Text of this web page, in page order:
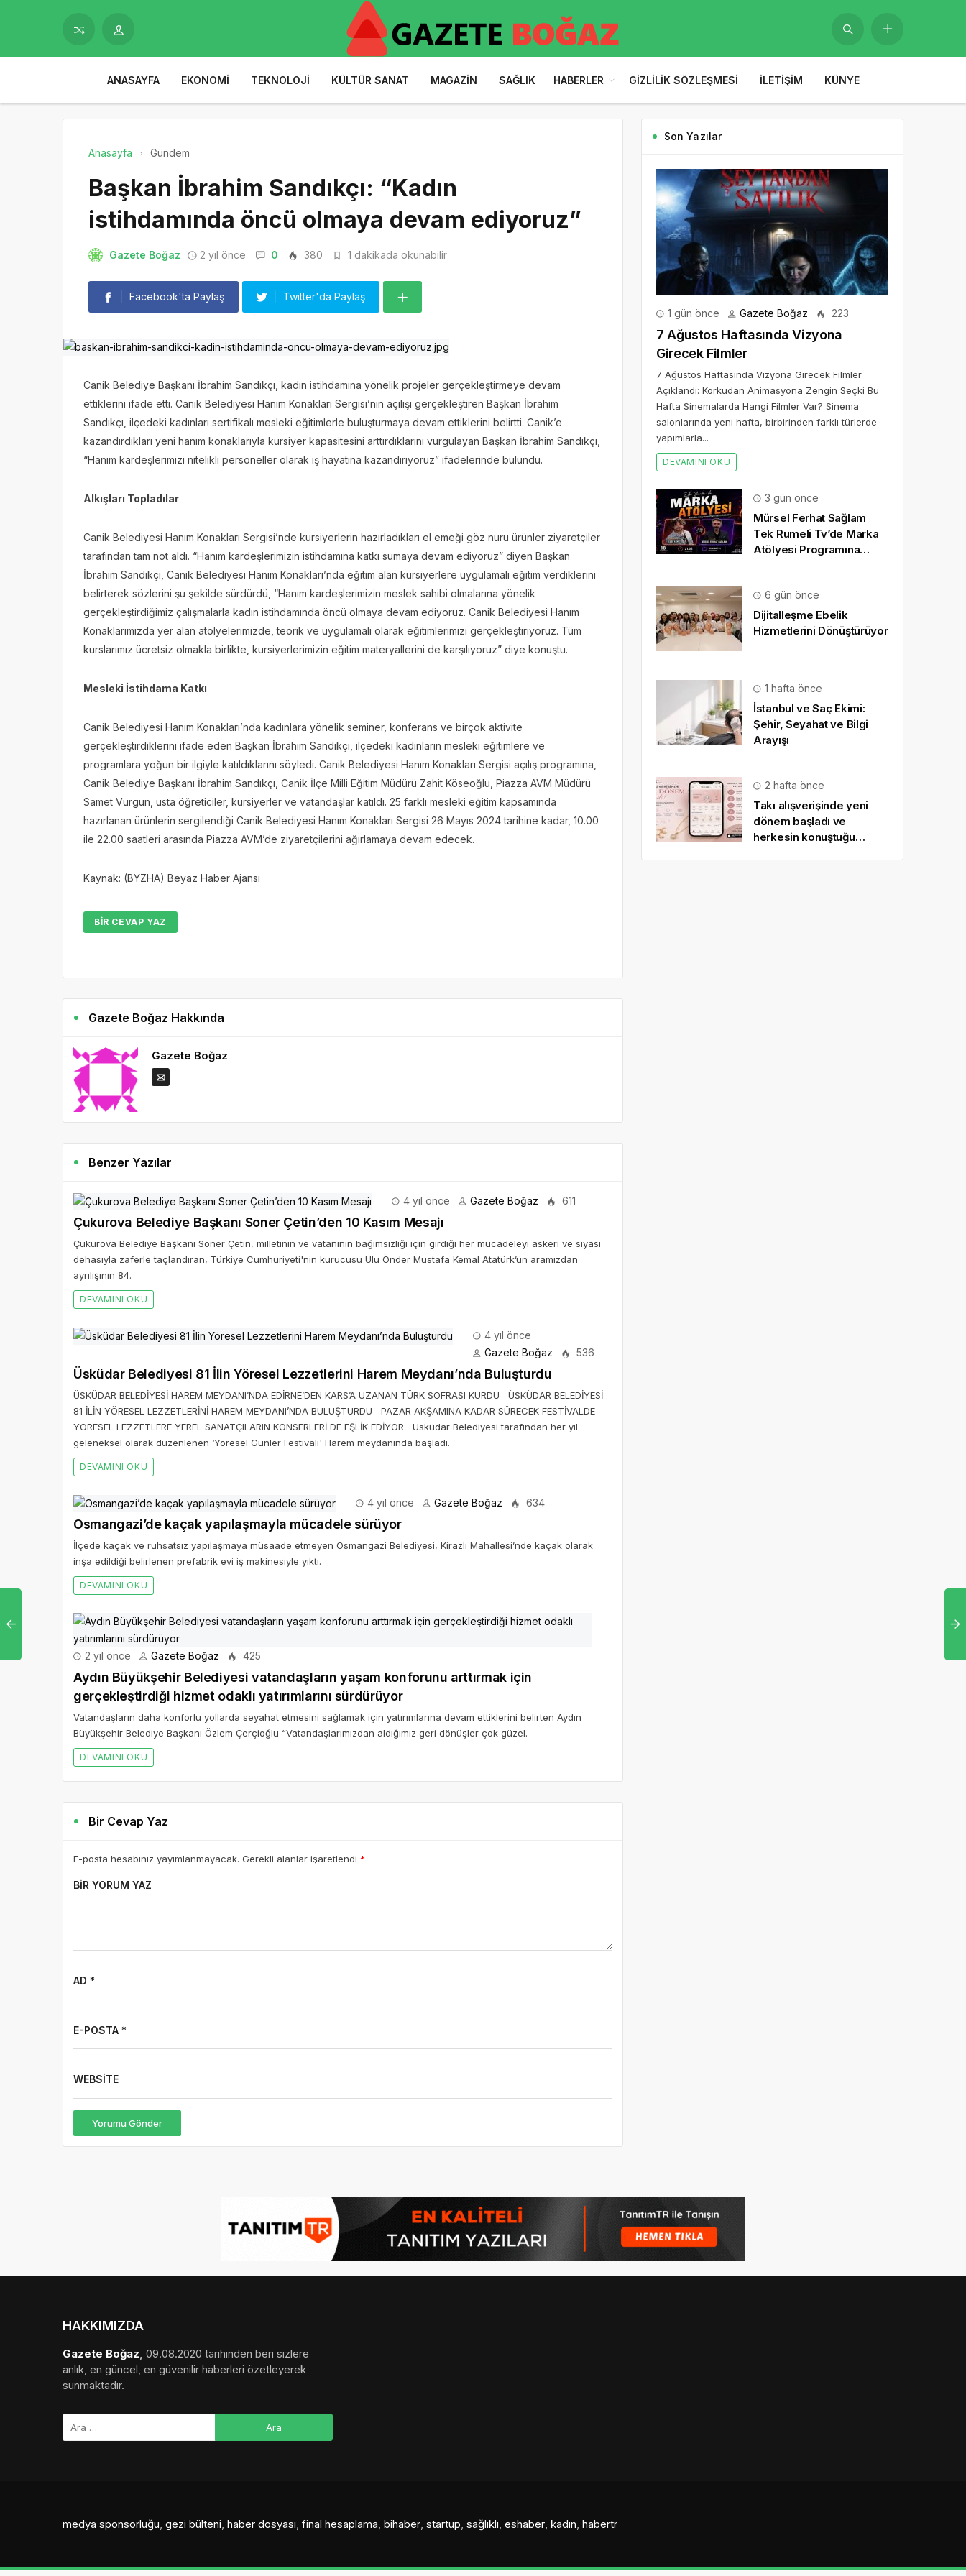
ANASAYFA EKONOMI TEKNOLOJI KÜLTÜR SANAT MAGAZIN SAĞLIK HABERLER GIZLILIK SÖZLEŞMESI İLETIŞIM KÜNYE
Anasayfa Gündem
Başkan İbrahim Sandıkçı: “Kadın
istihdamında öncü olmaya devam ediyoruz”
Gazete Boğaz 2 yıl önce 0 380 1 dakikada okunabilir
Facebook'ta Paylaş Twitter'da Paylaş
Canik Belediye Başkanı İbrahim Sandıkçı, kadın istihdamına yönelik projeler gerçekleştirmeye devam
ettiklerini ifade etti. Canik Belediyesi Hanım Konakları Sergisi’nin açılışı gerçekleştiren Başkan İbrahim
Sandıkçı, ilçedeki kadınları sertifikalı mesleki eğitimlerle buluşturmaya devam ettiklerini belirtti. Canik’e
kazandırdıkları yeni hanım konaklarıyla kursiyer kapasitesini arttırdıklarını vurgulayan Başkan İbrahim Sandıkçı,
“Hanım kardeşlerimizi nitelikli personeller olarak iş hayatına kazandırıyoruz” ifadelerinde bulundu.
Alkışları Topladılar
Canik Belediyesi Hanım Konakları Sergisi’nde kursiyerlerin hazırladıkları el emeği göz nuru ürünler ziyaretçiler
tarafından tam not aldı. “Hanım kardeşlerimizin istihdamına katkı sumaya devam ediyoruz” diyen Başkan
İbrahim Sandıkçı, Canik Belediyesi Hanım Konakları’nda eğitim alan kursiyerlere uygulamalı eğitim verdiklerini
belirterek sözlerini şu şekilde sürdürdü, “Hanım kardeşlerimizin meslek sahibi olmalarına yönelik
gerçekleştirdiğimiz çalışmalarla kadın istihdamında öncü olmaya devam ediyoruz. Canik Belediyesi Hanım
Konaklarımızda yer alan atölyelerimizde, teorik ve uygulamalı olarak eğitimlerimizi gerçekleştiriyoruz. Tüm
kurslarımız ücretsiz olmakla birlikte, kursiyerlerimizin eğitim materyallerini de karşılıyoruz” diye konuştu.
Mesleki İstihdama Katkı
Canik Belediyesi Hanım Konakları’nda kadınlara yönelik seminer, konferans ve birçok aktivite
gerçekleştirdiklerini ifade eden Başkan İbrahim Sandıkçı, ilçedeki kadınların mesleki eğitimlere ve
programlara yoğun bir ilgiyle katıldıklarını söyledi. Canik Belediyesi Hanım Konakları Sergisi açılış programına,
Canik Belediye Başkanı İbrahim Sandıkçı, Canik İlçe Milli Eğitim Müdürü Zahit Köseoğlu, Piazza AVM Müdürü
Samet Vurgun, usta öğreticiler, kursiyerler ve vatandaşlar katıldı. 25 farklı mesleki eğitim kapsamında
hazırlanan ürünlerin sergilendiği Canik Belediyesi Hanım Konakları Sergisi 26 Mayıs 2024 tarihine kadar, 10.00
ile 22.00 saatleri arasında Piazza AVM’de ziyaretçilerini ağırlamaya devam edecek.
Kaynak: (BYZHA) Beyaz Haber Ajansı
BIR CEVAP YAZ
Gazete Boğaz Hakkında
Gazete Boğaz
Benzer Yazılar
4 yıl önce Gazete Boğaz 611
Çukurova Belediye Başkanı Soner Çetin’den 10 Kasım Mesajı
Çukurova Belediye Başkanı Soner Çetin, milletinin ve vatanının bağımsızlığı için girdiği her mücadeleyi askeri ve siyasi
dehasıyla zaferle taçlandıran, Türkiye Cumhuriyeti'nin kurucusu Ulu Önder Mustafa Kemal Atatürk’ün aramızdan
ayrılışının 84.
DEVAMINI OKU
4 yıl önce
Gazete Boğaz
536
Üsküdar Belediyesi 81 İlin Yöresel Lezzetlerini Harem Meydanı’nda Buluşturdu
ÜSKÜDAR BELEDİYESİ HAREM MEYDANI’NDA EDİRNE’DEN KARS’A UZANAN TÜRK SOFRASI KURDU ÜSKÜDAR BELEDİYESİ
81 İLİN YÖRESEL LEZZETLERİNİ HAREM MEYDANI’NDA BULUŞTURDU PAZAR AKŞAMINA KADAR SÜRECEK FESTİVALDE
YÖRESEL LEZZETLERE YEREL SANATÇILARIN KONSERLERİ DE EŞLİK EDİYOR Üsküdar Belediyesi tarafından her yıl
geleneksel olarak düzenlenen ‘Yöresel Günler Festivali' Harem meydanında başladı.
DEVAMINI OKU
4 yıl önce Gazete Boğaz 634
Osmangazi’de kaçak yapılaşmayla mücadele sürüyor
İlçede kaçak ve ruhsatsız yapılaşmaya müsaade etmeyen Osmangazi Belediyesi, Kirazlı Mahallesi’nde kaçak olarak
inşa edildiği belirlenen prefabrik evi iş makinesiyle yıktı.
DEVAMINI OKU
2 yıl önce Gazete Boğaz 425
Aydın Büyükşehir Belediyesi vatandaşların yaşam konforunu arttırmak için
gerçekleştirdiği hizmet odaklı yatırımlarını sürdürüyor
Vatandaşların daha konforlu yollarda seyahat etmesini sağlamak için yatırımlarına devam ettiklerini belirten Aydın
Büyükşehir Belediye Başkanı Özlem Çerçioğlu “Vatandaşlarımızdan aldığımız geri dönüşler çok güzel.
DEVAMINI OKU
Bir Cevap Yaz
E-posta hesabınız yayımlanmayacak. Gerekli alanlar işaretlendi *
BIR YORUM YAZ
AD *
E-POSTA *
WEBSITE
Yorumu Gönder
Son Yazılar
1 gün önce Gazete Boğaz 223
7 Ağustos Haftasında Vizyona
Girecek Filmler
7 Ağustos Haftasında Vizyona Girecek Filmler
Açıklandı: Korkudan Animasyona Zengin Seçki Bu
Hafta Sinemalarda Hangi Filmler Var? Sinema
salonlarında yeni hafta, birbirinden farklı türlerde
yapımlarla...
DEVAMINI OKU
3 gün önce
Mürsel Ferhat Sağlam
Tek Rumeli Tv’de Marka
Atölyesi Programına
6 gün önce
Dijitalleşme Ebelik
Hizmetlerini Dönüştürüyor
1 hafta önce
İstanbul ve Saç Ekimi:
Şehir, Seyahat ve Bilgi
Arayışı
2 hafta önce
Takı alışverişinde yeni
dönem başladı ve
herkesin konuştuğu
HAKKIMIZDA
Gazete Boğaz, 09.08.2020 tarihinden beri sizlere
anlık, en güncel, en güvenilir haberleri özetleyerek
sunmaktadır.
medya sponsorluğu, gezi bülteni, haber dosyası, final hesaplama, bihaber, startup, sağlıklı, eshaber, kadın, habertr